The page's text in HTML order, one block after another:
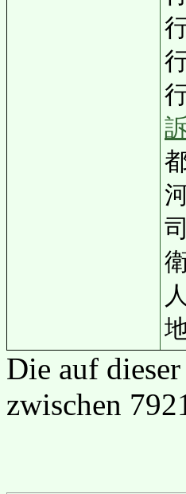
Die auf
zwischen